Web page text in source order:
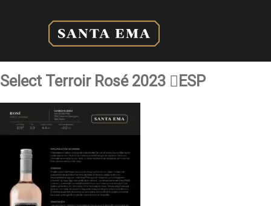
Select Terroir Rosé 2023 ESP